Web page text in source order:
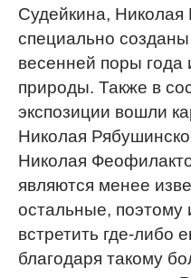
Судейкина, Николая
специально
весенней поры
природы. Также в
экспозиции вошли
Николая
Николая
являются менее
остальные, поэтому
встретить где-либо
благодаря такому